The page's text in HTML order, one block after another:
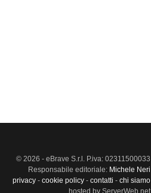
© 2026 - eBrave S.r.l. P.iva: 02311500033
Responsabile editoriale: Michele Neri
privacy - cookie policy - contatti - chi siamo
hosted by ServerWeb.net